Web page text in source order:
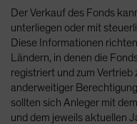
Der Verkauf des Fonds
unterliegen oder mit
Diese Informationen
Ländern, in denen die
registriert und zum Vertrieb
anderweitiger
sollten sich Anleger mit
und dem jeweils aktuellen